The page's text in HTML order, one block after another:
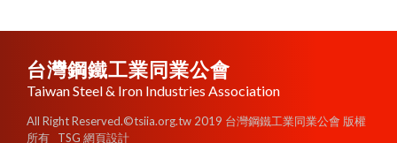
台灣鋼鐵工業同業公會
Taiwan Steel & Iron Industries Association
All Right Reserved.©tsiia.org.tw 2019 台灣鋼鐵工業同業公會 版權
所有 TSG 網頁設計